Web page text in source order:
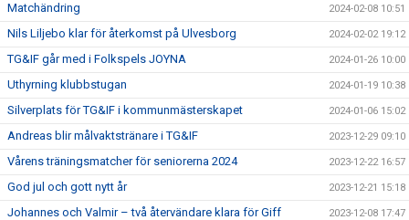
Matchändring 2024-02-08 10:51
Nils Liljebo klar för återkomst på Ulvesborg 2024-02-02 19:12
TG&IF går med i Folkspels JOYNA 2024-01-26 10:00
Uthyrning klubbstugan 2024-01-19 10:38
Silverplats för TG&IF i kommunmästerskapet 2024-01-06 15:02
Andreas blir målvaktstränare i TG&IF 2023-12-29 09:10
Vårens träningsmatcher för seniorerna 2024 2023-12-22 16:57
God jul och gott nytt år 2023-12-21 15:18
Johannes och Valmir – två återvändare klara för Giff 2023-12-08 17:47